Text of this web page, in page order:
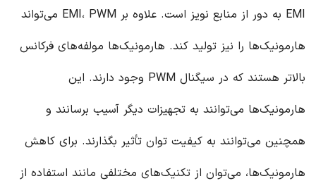
EMI به دور از منابع نویز است. علاوه بر EMI، PWM می‌تواند
هارمونیک‌ها را نیز تولید کند. هارمونیک‌ها مولفه‌های فرکانس
بالاتر هستند که در سیگنال PWM وجود دارند. این
هارمونیک‌ها می‌توانند به تجهیزات دیگر آسیب برسانند و
همچنین می‌توانند به کیفیت توان تأثیر بگذارند. برای کاهش
هارمونیک‌ها، می‌توان از تکنیک‌های مختلفی مانند استفاده از